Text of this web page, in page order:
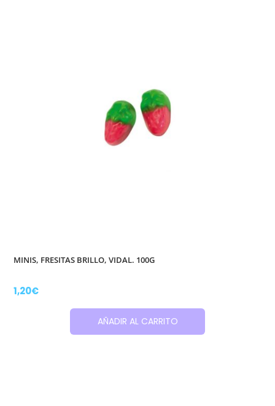
MINIS, FRESITAS BRILLO, VIDAL. 100G
1,20€
AÑADIR AL CARRITO